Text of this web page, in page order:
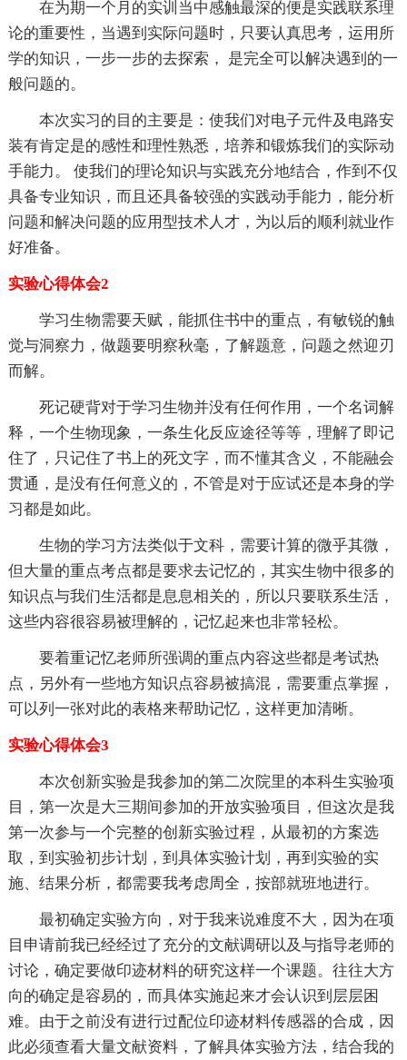
在为期一个月的实训当中感触最深的便是实践联系理
论的重要性，当遇到实际问题时，只要认真思考，运用所
学的知识，一步一步的去探索， 是完全可以解决遇到的一
般问题的。
本次实习的目的主要是：使我们对电子元件及电路安
装有肯定是的感性和理性熟悉，培养和锻炼我们的实际动
手能力。 使我们的理论知识与实践充分地结合，作到不仅
具备专业知识，而且还具备较强的实践动手能力，能分析
问题和解决问题的应用型技术人才，为以后的顺利就业作
好准备。
实验心得体会2
学习生物需要天赋，能抓住书中的重点，有敏锐的触
觉与洞察力，做题要明察秋毫，了解题意，问题之然迎刃
而解。
死记硬背对于学习生物并没有任何作用，一个名词解
释，一个生物现象，一条生化反应途径等等，理解了即记
住了，只记住了书上的死文字，而不懂其含义，不能融会
贯通，是没有任何意义的，不管是对于应试还是本身的学
习都是如此。
生物的学习方法类似于文科，需要计算的微乎其微，
但大量的重点考点都是要求去记忆的，其实生物中很多的
知识点与我们生活都是息息相关的，所以只要联系生活，
这些内容很容易被理解的，记忆起来也非常轻松。
要着重记忆老师所强调的重点内容这些都是考试热
点，另外有一些地方知识点容易被搞混，需要重点掌握，
可以列一张对此的表格来帮助记忆，这样更加清晰。
实验心得体会3
本次创新实验是我参加的第二次院里的本科生实验项
目，第一次是大三期间参加的开放实验项目，但这次是我
第一次参与一个完整的创新实验过程，从最初的方案选
取，到实验初步计划，到具体实验计划，再到实验的实
施、结果分析，都需要我考虑周全，按部就班地进行。
最初确定实验方向，对于我来说难度不大，因为在项
目申请前我已经经过了充分的文献调研以及与指导老师的
讨论，确定要做印迹材料的研究这样一个课题。往往大方
向的确定是容易的，而具体实施起来才会认识到层层困
难。由于之前没有进行过配位印迹材料传感器的合成，因
此必须查看大量文献资料，了解具体实验方法，结合我的